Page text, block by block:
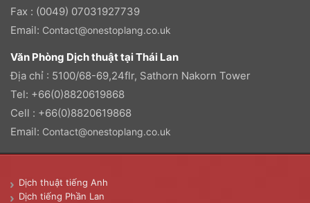
Fax : (0049) 07031927739
Email: Contact@onestoplang.co.uk
Văn Phòng Dịch thuật tại Thái Lan
Địa chỉ : 5100/68-69,24flr, Sathorn Nakorn Tower
Tel: +66(0)8820619868
Cell : +66(0)8820619868
Email: Contact@onestoplang.co.uk
Dịch thuật tiếng Anh
Dịch tiếng Phần Lan